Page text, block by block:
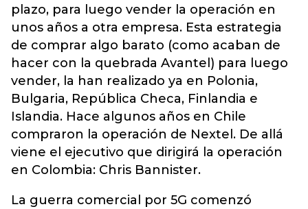
plazo, para luego vender la operación en
unos años a otra empresa. Esta estrategia
de comprar algo barato (como acaban de
hacer con la quebrada Avantel) para luego
vender, la han realizado ya en Polonia,
Bulgaria, República Checa, Finlandia e
Islandia. Hace algunos años en Chile
compraron la operación de Nextel. De allá
viene el ejecutivo que dirigirá la operación
en Colombia: Chris Bannister.
La guerra comercial por 5G comenzó